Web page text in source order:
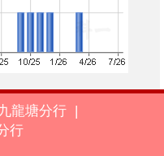
龍塘分行
|
行